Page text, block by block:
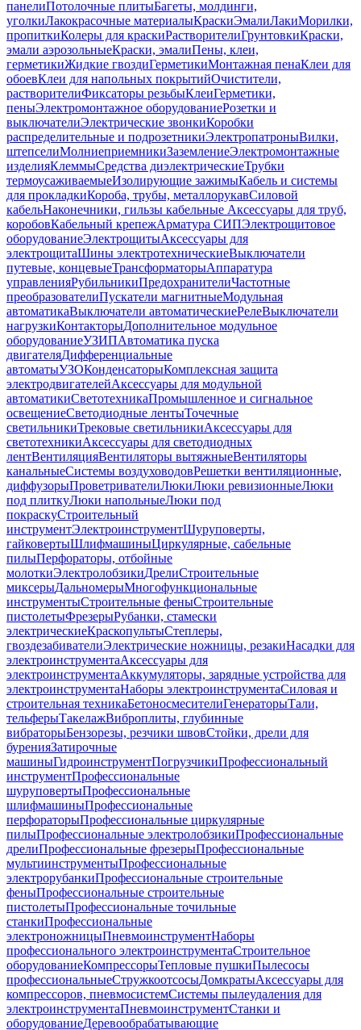
панелиПотолочные плитыБагеты, молдинги,
уголкиЛакокрасочные материалыКраскиЭмалиЛакиМорилки,
пропиткиКолеры для краскиРастворителиГрунтовкиКраски,
эмали аэрозольныеКраски, эмалиПены, клеи,
герметикиЖидкие гвоздиГерметикиМонтажная пенаКлеи для
обоевКлеи для напольных покрытийОчистители,
растворителиФиксаторы резьбыКлеиГерметики,
пеныЭлектромонтажное оборудованиеРозетки и
выключателиЭлектрические звонкиКоробки
распределительные и подрозетникиЭлектропатроныВилки,
штепселиМолниеприемникиЗаземлениеЭлектромонтажные
изделияКлеммыСредства диэлектрическиеТрубки
термоусаживаемыеИзолирующие зажимыКабель и системы
для прокладкиКороба, трубы, металлорукавСиловой
кабельНаконечники, гильзы кабельные Аксессуары для труб,
коробовКабельный крепежАрматура СИПЭлектрощитовое
оборудованиеЭлектрощитыАксессуары для
электрощитаШины электротехническиеВыключатели
путевые, концевыеТрансформаторыАппаратура
управленияРубильникиПредохранителиЧастотные
преобразователиПускатели магнитныеМодульная
автоматикаВыключатели автоматическиеРелеВыключатели
нагрузкиКонтакторыДополнительное модульное
оборудованиеУЗИПАвтоматика пуска
двигателяДифференциальные
автоматыУЗОКонденсаторыКомплексная защита
электродвигателейАксессуары для модульной
автоматикиСветотехникаПромышленное и сигнальное
освещениеСветодиодные лентыТочечные
светильникиТрековые светильникиАксессуары для
светотехникиАксессуары для светодиодных
лентВентиляцияВентиляторы вытяжныеВентиляторы
канальныеСистемы воздуховодовРешетки вентиляционные,
диффузорыПроветривателиЛюкиЛюки ревизионныеЛюки
под плиткуЛюки напольныеЛюки под
покраскуСтроительный
инструментЭлектроинструментШуруповерты,
гайковертыШлифмашиныЦиркулярные, сабельные
пилыПерфораторы, отбойные
молоткиЭлектролобзикиДрелиСтроительные
миксерыДальномерыМногофункциональные
инструментыСтроительные феныСтроительные
пистолетыФрезерыРубанки, стамески
электрическиеКраскопультыСтеплеры,
гвоздезабивателиЭлектрические ножницы, резакиНасадки для
электроинструментаАксессуары для
электроинструментаАккумуляторы, зарядные устройства для
электроинструментаНаборы электроинструментаСиловая и
строительная техникаБетоносмесителиГенераторыТали,
тельферыТакелажВиброплиты, глубинные
вибраторыБензорезы, резчики швовСтойки, дрели для
буренияЗатирочные
машиныГидроинструментПогрузчикиПрофессиональный
инструментПрофессиональные
шуруповертыПрофессиональные
шлифмашиныПрофессиональные
перфораторыПрофессиональные циркулярные
пилыПрофессиональные электролобзикиПрофессиональные
дрелиПрофессиональные фрезерыПрофессиональные
мультиинструментыПрофессиональные
электрорубанкиПрофессиональные строительные
феныПрофессиональные строительные
пистолетыПрофессиональные точильные
станкиПрофессиональные
электроножницыПневмоинструментНаборы
профессионального электроинструментаСтроительное
оборудованиеКомпрессорыТепловые пушкиПылесосы
профессиональныеСтружкоотсосыДомкратыАксессуары для
компрессоров, пневмосистемСистемы пылеудаления для
электроинструментаПневмоинструментСтанки и
оборудованиеДеревообрабатывающие